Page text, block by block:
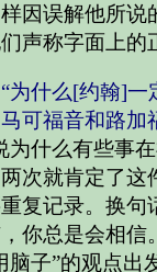
因误解他所说
声称字面上的
“为什么[约翰]一
可福音和路加
为什么有些事
次就肯定了这
复记录。换句
你总是会相信
子”的观点出